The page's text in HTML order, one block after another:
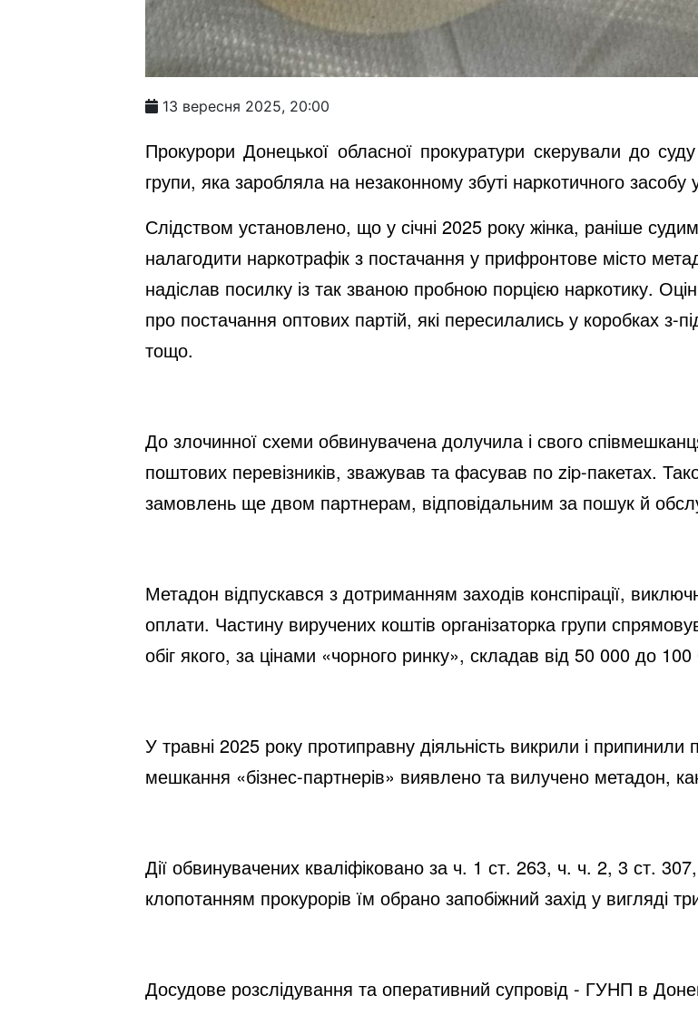
13 вересня 2025, 20:00
Прокурори Донецької обласної прокуратури скерували до
групи, яка заробляла на незаконному збуті наркотичного засобу
Слідством установлено, що у січні 2025 року жінка, раніше
налагодити наркотрафік з постачання у прифронтове місто
надіслав посилку із так званою пробною порцією наркотику.
про постачання оптових партій, які пересилались у коробках з-
тощо.
До злочинної схеми обвинувачена долучила і свого
поштових перевізників, зважував та фасував по zip-пакетах.
замовлень ще двом партнерам, відповідальним за пошук й
Метадон відпускався з дотриманням заходів конспірації,
оплати. Частину виручених коштів організаторка групи
обіг якого, за цінами «чорного ринку», складав від 50 000 до
У травні 2025 року протиправну діяльність викрили і
мешкання «бізнес-партнерів» виявлено та вилучено метадон,
Дії обвинувачених кваліфіковано за ч. 1 ст. 263, ч. ч. 2, 3 ст.
клопотанням прокурорів їм обрано запобіжний захід у вигляді
Досудове розслідування та оперативний супровід - ГУНП в